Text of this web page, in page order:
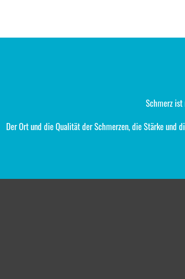
Schmerz
Der Ort und die Qualität der Schmerzen, die Stärke und